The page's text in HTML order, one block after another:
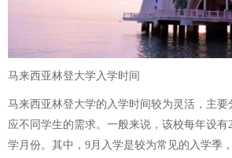
马来西亚林登大学入学时间
马来西亚林登大学的入学时间较为灵活，主
应不同学生的需求。一般来说，该校每年设有
学月份。其中，9月入学是较为常见的入学季